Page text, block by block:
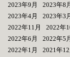
2023年9月
2023年8
2023年4月
2023年3
2022年11月
2022年
2022年6月
2022年5
2022年1月
2021年12